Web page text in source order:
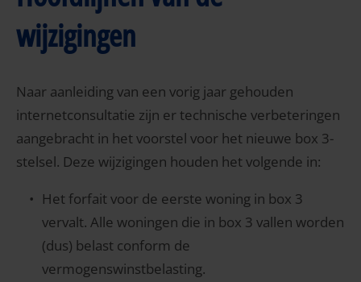
wijzigingen
Naar aanleiding van een vorig jaar gehouden
internetconsultatie zijn er technische verbeteringen
aangebracht in het voorstel voor het nieuwe box 3-
stelsel. Deze wijzigingen houden het volgende in:
Het forfait voor de eerste woning in box 3
vervalt. Alle woningen die in box 3 vallen worden
(dus) belast conform de
vermogenswinstbelasting.